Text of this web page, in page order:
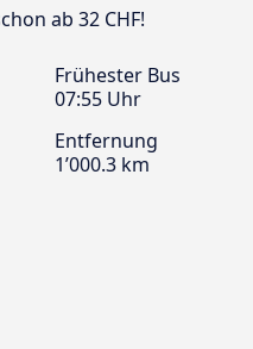
ab 32 CHF!
Frühester Bus
07:55 Uhr
Entfernung
1’000.3 km